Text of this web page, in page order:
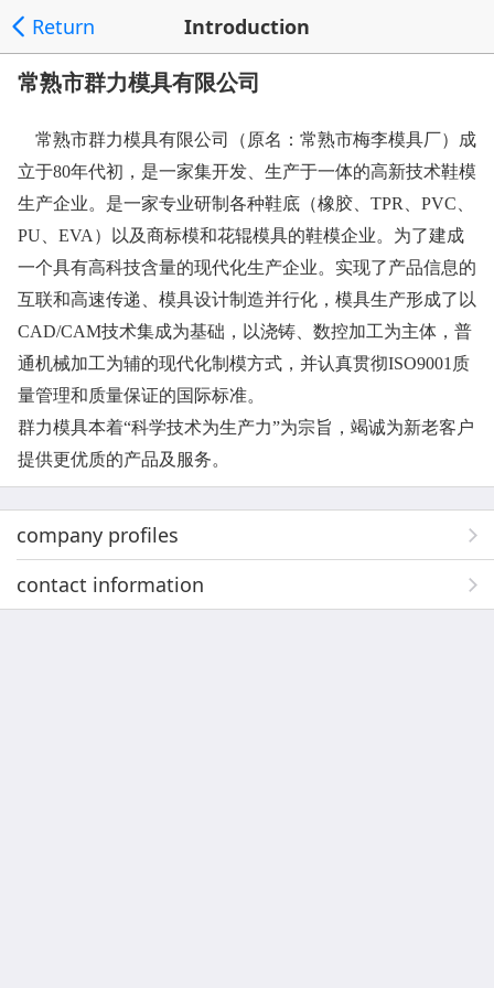
Return Introduction
常熟市群力模具有限公司
常熟市群力模具有限公司（原名：常熟市梅李模具厂）成
立于80年代初，是一家集开发、生产于一体的高新技术鞋模
生产企业。是一家专业研制各种鞋底（橡胶、TPR、PVC、
PU、EVA）以及商标模和花辊模具的鞋模企业。为了建成
一个具有高科技含量的现代化生产企业。实现了产品信息的
互联和高速传递、模具设计制造并行化，模具生产形成了以
CAD/CAM技术集成为基础，以浇铸、数控加工为主体，普
通机械加工为辅的现代化制模方式，并认真贯彻ISO9001质
量管理和质量保证的国际标准。
群力模具本着“科学技术为生产力”为宗旨，竭诚为新老客户
提供更优质的产品及服务。
company profiles
contact information